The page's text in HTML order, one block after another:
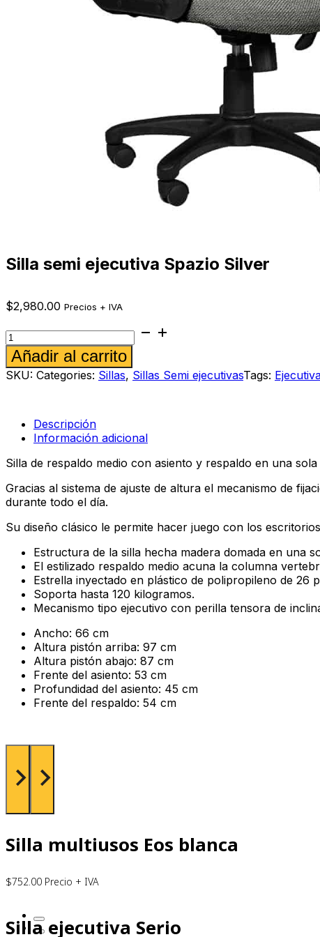
Silla semi ejecutiva Spazio Silver
$2,980.00 Precios + IVA
Silla
semi
ejecutiva
Spazio
Silver
Añadir al carrito
SKU: Categories: Sillas, Sillas Semi ejecutivasTags:
Descripción
Información adicional
Silla de respaldo medio con asiento y respaldo en una sola
Gracias al sistema de ajuste de altura el mecanismo de
durante todo el día.
Su diseño clásico le permite hacer juego con los
Estructura de la silla hecha madera domada en una
El estilizado respaldo medio acuna la columna
Estrella inyectado en plástico de polipropileno de 26
Soporta hasta 120 kilogramos.
Mecanismo tipo ejecutivo con perilla tensora de
Ancho: 66 cm
Altura pistón arriba: 97 cm
Altura pistón abajo: 87 cm
Frente del asiento: 53 cm
Profundidad del asiento: 45 cm
Frente del respaldo: 54 cm
Silla multiusos Eos blanca
$752.00 Precio + IVA
Silla ejecutiva Serio